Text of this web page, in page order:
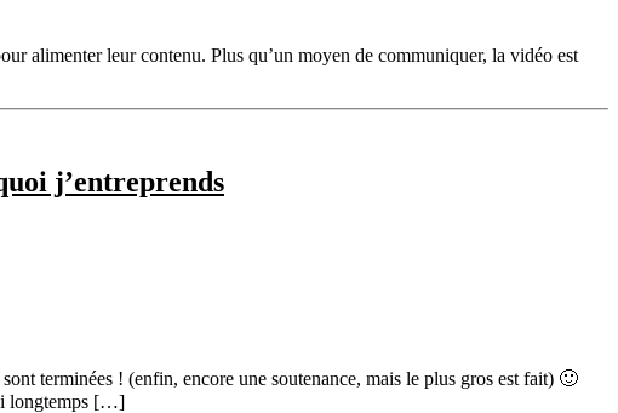
alimenter leur contenu. Plus qu’un moyen de communiquer, la vidéo est
j’entreprends
terminées ! (enfin, encore une soutenance, mais le plus gros est fait) 🙂
longtemps […]